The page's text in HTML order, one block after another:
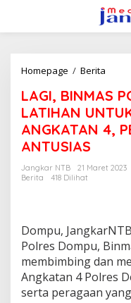
konten
Homepage / Berita
POCIL
LAGI, BINMAS
LATIHAN
ANGKATAN 4,
ANTUSIAS
Jangkar NTB
21 Maret 2023
Berita
418 Dilihat
Dompu,
Polres Dompu,
membimbing dan
Angkatan 4 Polres
serta peragaan